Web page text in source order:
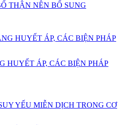
THẬN NÊN BỔ SUNG
HUYẾT ÁP, CÁC BIỆN PHÁP